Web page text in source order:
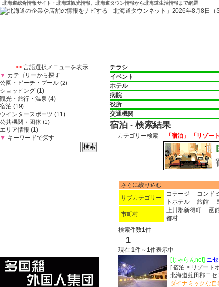
北海道総合情報サイト・北海道観光情報、北海道タウン情報から北海道生活情報まで網羅
>>言語選択メニューを表示
▼ カテゴリーから探す
公園・ビーチ・プール (2)
ショッピング (1)
観光・旅行・温泉 (4)
宿泊 (19)
ウインタースポーツ (11)
公共機関・団体 (1)
エリア情報 (1)
▼ キーワードで探す
チラシ
イベント
ホテル
病院
役所
交通機関
宿泊 - 検索結果
カテゴリー検索 「宿泊」 「リゾー
さらに絞り込む
サブカテゴリー
コテージ
コンド
トホテル
旅館
市町村
上川郡新得町
函
都村
検索件数1件
｜ 1 ｜
現在 1件～1件表示中
[じゃらんnet] ニ
[ 宿泊 > リゾー
北海道虻田郡ニ
ダイナミックな